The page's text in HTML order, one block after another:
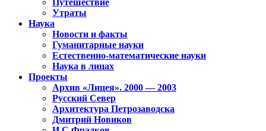
Путешествие
Утраты
Наука
Новости и факты
Гуманитарные науки
Естественно-математические науки
Наука в лицах
Проекты
Архив «Лицея». 2000 — 2003
Русский Север
Архитектура Петрозаводска
Дмитрий Новиков